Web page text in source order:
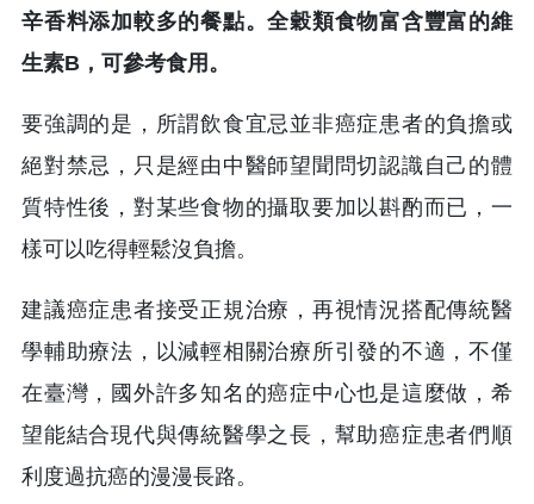
辛香料添加較多的餐點。全穀類食物富含豐富的維
生素B，可參考食用。
要強調的是，所謂飲食宜忌並非癌症患者的負擔或
絕對禁忌，只是經由中醫師望聞問切認識自己的體
質特性後，對某些食物的攝取要加以斟酌而已，一
樣可以吃得輕鬆沒負擔。
建議癌症患者接受正規治療，再視情況搭配傳統醫
學輔助療法，以減輕相關治療所引發的不適，不僅
在臺灣，國外許多知名的癌症中心也是這麼做，希
望能結合現代與傳統醫學之長，幫助癌症患者們順
利度過抗癌的漫漫長路。